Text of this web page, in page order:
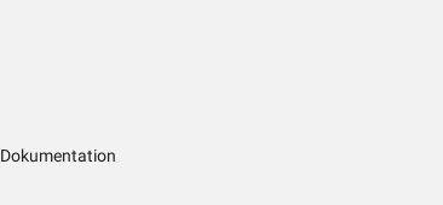
Dokumentation